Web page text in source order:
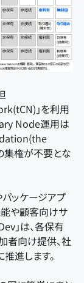
」を利用
Node運用は
集権が不要とな
ッケージアプ
や顧客向けサ
」は、各保有
者向け提供、社
進します。